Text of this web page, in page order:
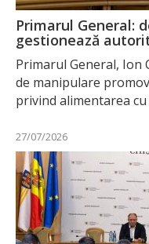
Primarul General:
gestionează
Primarul General, Ion
de manipulare
privind alimentarea
27/07/2026